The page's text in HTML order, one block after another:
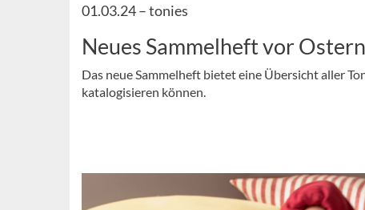
01.03.24 –tonies
Neues Sammelheft vor Ostern
Das neue Sammelheft bietet eine Übersicht aller
katalogisieren können.